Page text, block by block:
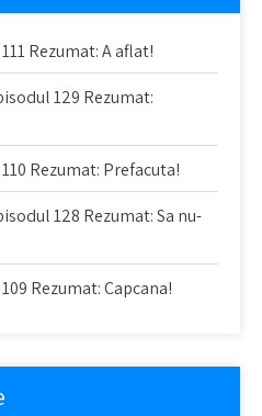
Rezumat: A aflat!
129 Rezumat:
Rezumat: Prefacuta!
128 Rezumat: Sa nu-
Rezumat: Capcana!